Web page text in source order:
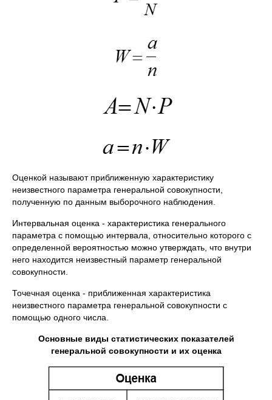
Оценкой называют приближенную характеристику
неизвестного параметра генеральной совокупности,
полученную по данным выборочного наблюдения.
Интервальная оценка - характеристика генерального
параметра с помощью интервала, относительно которого с
определенной вероятностью можно утверждать, что внутри
него находится неизвестный параметр генеральной
совокупности.
Точечная оценка - приближенная характеристика
неизвестного параметра генеральной совокупности с
помощью одного числа.
Основные виды статистических показателей
генеральной совокупности и их оценка